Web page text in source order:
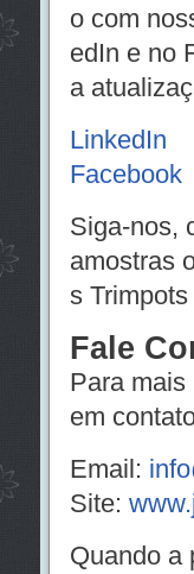
o com
edIn e no
a
LinkedIn
Facebook
Siga-nos,
amostras
s
Fale
Para mais
em
Email:
Site:
Quando a